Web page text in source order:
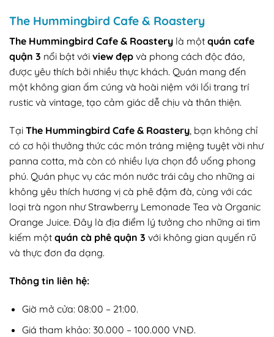
The Hummingbird Cafe & Roastery
The Hummingbird Cafe & Roastery là một quán cafe
quận 3 nổi bật với view đẹp và phong cách độc đáo,
được yêu thích bởi nhiều thực khách. Quán mang đến
một không gian ấm cúng và hoài niệm với lối trang trí
rustic và vintage, tạo cảm giác dễ chịu và thân thiện.
Tại The Hummingbird Cafe & Roastery, bạn không chỉ
có cơ hội thưởng thức các món tráng miệng tuyệt vời như
panna cotta, mà còn có nhiều lựa chọn đồ uống phong
phú. Quán phục vụ các món nước trái cây cho những ai
không yêu thích hương vị cà phê đậm đà, cùng với các
loại trà ngon như Strawberry Lemonade Tea và Organic
Orange Juice. Đây là địa điểm lý tưởng cho những ai tìm
kiếm một quán cà phê quận 3 với không gian quyến rũ
và thực đơn đa dạng.
Thông tin liên hệ:
Giờ mở cửa: 08:00 – 21:00.
Giá tham khảo: 30.000 – 100.000 VNĐ.